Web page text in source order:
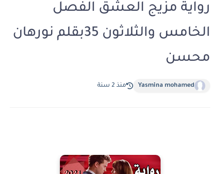
رواية مزيج العشق الفصل
الخامس والثلاثون 35بقلم نورهان
محسن
Yasmina mohamed منذ 2 سنة